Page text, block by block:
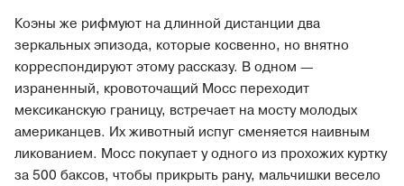
Коэны же рифмуют на длинной дистанции два
зеркальных эпизода, которые косвенно, но внятно
корреспондируют этому рассказу. В одном —
израненный, кровоточащий Мосс переходит
мексиканскую границу, встречает на мосту молодых
американцев. Их животный испуг сменяется наивным
ликованием. Мосс покупает у одного из прохожих куртку
за 500 баксов, чтобы прикрыть рану, мальчишки весело